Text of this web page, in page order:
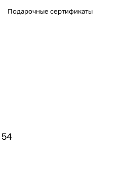
Подарочные сертификаты
54